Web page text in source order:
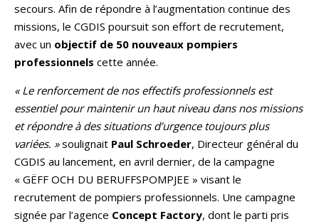
secours. Afin de répondre à l’augmentation continue des
missions, le CGDIS poursuit son effort de recrutement,
avec un objectif de 50 nouveaux pompiers
professionnels cette année.
« Le renforcement de nos effectifs professionnels est
essentiel pour maintenir un haut niveau dans nos missions
et répondre à des situations d’urgence toujours plus
variées. »soulignait Paul Schroeder, Directeur général du
CGDIS au lancement, en avril dernier, de la campagne
« GËFF OCH DU BERUFFSPOMPJEE » visant le
recrutement de pompiers professionnels. Une campagne
signée par l’agence Concept Factory, dont le parti pris